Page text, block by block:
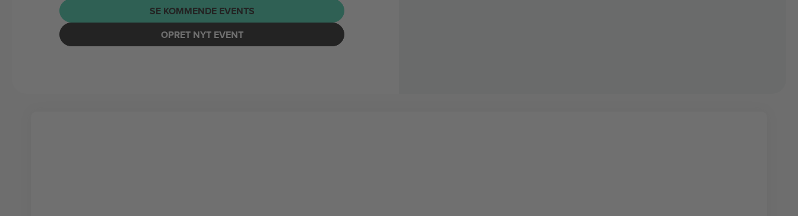
SE KOMMENDE EVENTS
OPRET NYT EVENT